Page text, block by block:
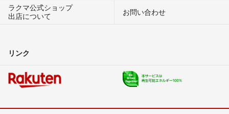
ラクマ公式ショップ
出店について
お問い合わせ
リンク